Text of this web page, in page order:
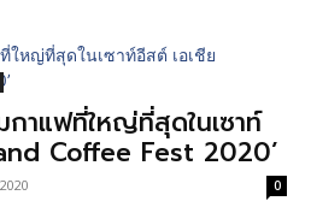
าแฟที่ใหญ่ที่สุดในเซาท์
Coffee Fest 2020’
0